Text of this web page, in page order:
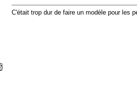
C'était trop dur de faire un modèle pour les